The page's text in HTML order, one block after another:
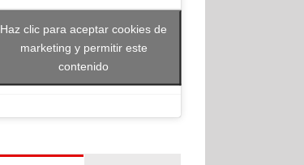
Haz clic para aceptar cookies de
marketing y permitir este
contenido